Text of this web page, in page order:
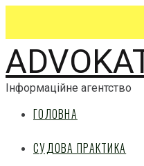
Інформаційне агентство
ГОЛОВНА
СУДОВА ПРАКТИКА